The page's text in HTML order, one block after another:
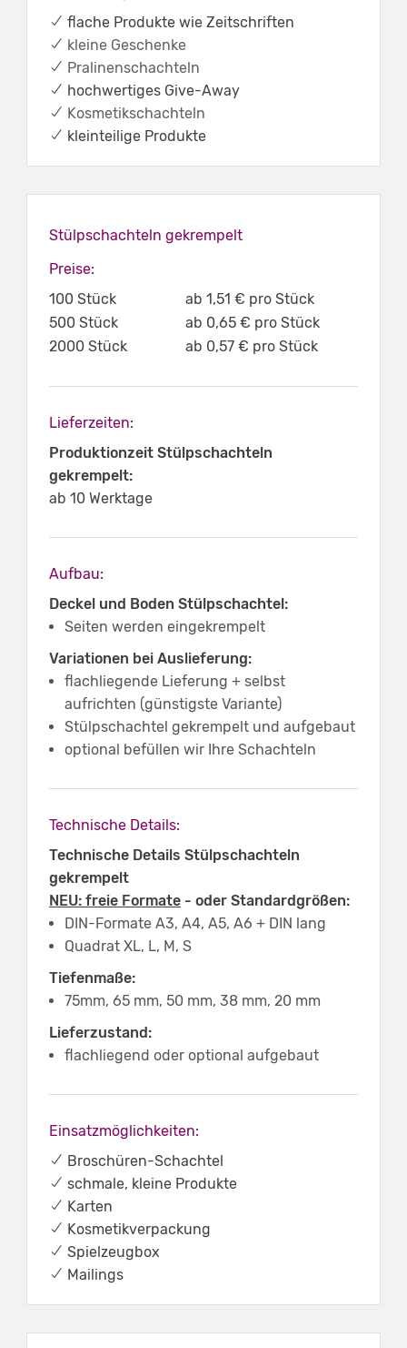
✔ flache Produkte wie Zeitschriften
✔ kleine Geschenke
✔ Pralinenschachteln
✔ hochwertiges Give-Away
✔ Kosmetikschachteln
✔ kleinteilige Produkte
Stülpschachteln gekrempelt
Preise:
100 Stück
ab 1,51 € pro Stück
500 Stück
ab 0,65 € pro Stück
2000 Stück
ab 0,57 € pro Stück
Lieferzeiten:
Produktionzeit Stülpschachteln
gekrempelt:
ab 10 Werktage
Aufbau:
Deckel und Boden Stülpschachtel:
Seiten werden eingekrempelt
Variationen bei Auslieferung:
flachliegende Lieferung + selbst
aufrichten (günstigste Variante)
Stülpschachtel gekrempelt und aufgebaut
optional befüllen wir Ihre Schachteln
Technische Details:
Technische Details Stülpschachteln
gekrempelt
NEU: freie Formate - oder Standardgrößen:
DIN-Formate A3, A4, A5, A6 + DIN lang
Quadrat XL, L, M, S
Tiefenmaße:
75mm, 65 mm, 50 mm, 38 mm, 20 mm
Lieferzustand:
flachliegend oder optional aufgebaut
Einsatzmöglichkeiten:
✔ Broschüren-Schachtel
✔ schmale, kleine Produkte
✔ Karten
✔ Kosmetikverpackung
✔ Spielzeugbox
✔ Mailings